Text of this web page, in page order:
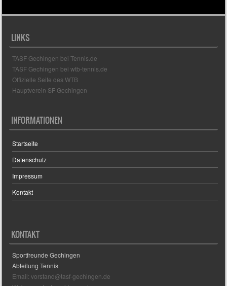
LINKS
TASF Gechingen bei Tennis.de
TASF Gechingen bei wtb-tennis.de
Offizielle Seite des WTB
Hauptverein SF Gechingen
INFORMATIONEN
Startseite
Datenschutz
Impressum
Kontakt
KONTAKT
Sportfreunde Gechingen
Abteilung Tennis
Email: vorstand@tasf-gechingen.de